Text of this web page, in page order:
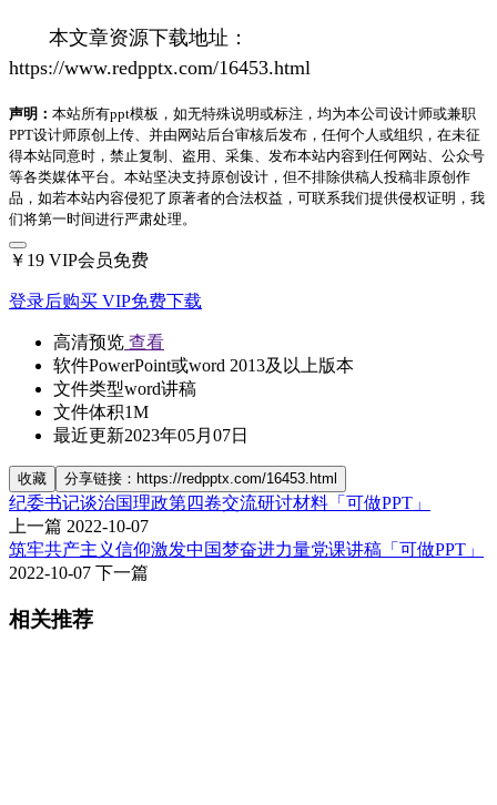
本文章资源下载地址：
https://www.redpptx.com/16453.html
声明： 本站所有ppt模板，如无特殊说明或标注，均为本公司设计师或兼职
PPT设计师原创上传、并由网站后台审核后发布，任何个人或组织，在未征
得本站同意时，禁止复制、盗用、采集、发布本站内容到任何网站、公众号
等各类媒体平台。本站坚决支持原创设计，但不排除供稿人投稿非原创作
品，如若本站内容侵犯了原著者的合法权益，可联系我们提供侵权证明，我
们将第一时间进行严肃处理。
￥19 VIP会员免费
登录后购买 VIP免费下载
高清预览 查看
软件PowerPoint或word 2013及以上版本
文件类型word讲稿
文件体积1M
最近更新2023年05月07日
收藏 分享链接：https://redpptx.com/16453.html
纪委书记谈治国理政第四卷交流研讨材料「可做PPT」
上一篇 2022-10-07
筑牢共产主义信仰激发中国梦奋进力量党课讲稿「可做PPT」
2022-10-07 下一篇
相关推荐